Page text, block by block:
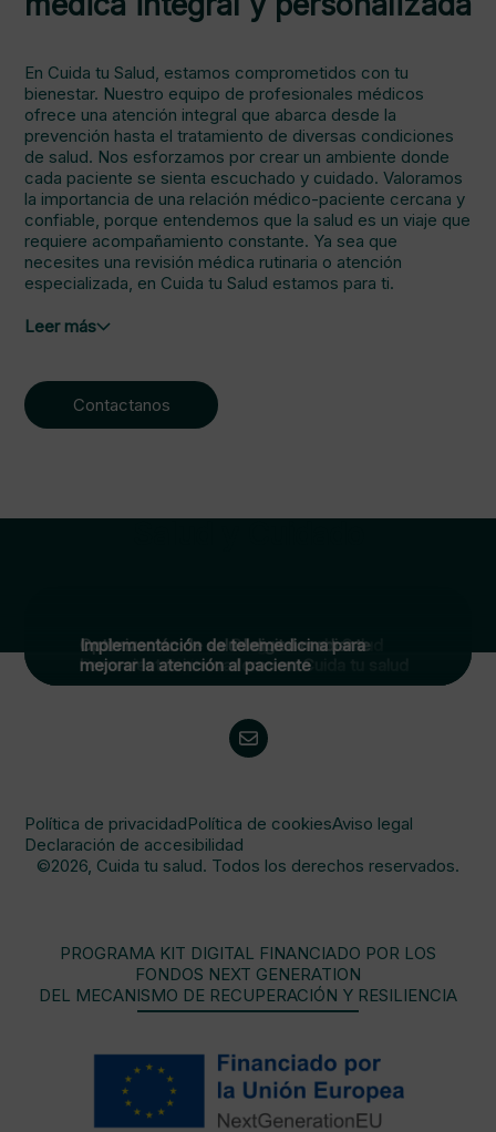
En Cuida tu Salud, estamos comprometidos con tu
bienestar. Nuestro equipo de profesionales médicos
ofrece una atención integral que abarca desde la
prevención hasta el tratamiento de diversas condiciones
de salud. Nos esforzamos por crear un ambiente donde
cada paciente se sienta escuchado y cuidado. Valoramos
la importancia de una relación médico-paciente cercana y
confiable, porque entendemos que la salud es un viaje que
requiere acompañamiento constante. Ya sea que
necesites una revisión médica rutinaria o atención
especializada, en Cuida tu Salud estamos para ti.
Leer más
Contactanos
Implementación de Programas de Salud
Preventiva Digital
Optimización de salud digital mediante
herramientas innovadoras en Cuida tu salud
Implementación de telemedicina para
mejorar la atención al paciente
Política de privacidadPolítica de cookiesAviso legal
Declaración de accesibilidad
©2026, Cuida tu salud. Todos los derechos reservados.
PROGRAMA KIT DIGITAL FINANCIADO POR LOS
FONDOS NEXT GENERATION
DEL MECANISMO DE RECUPERACIÓN Y RESILIENCIA